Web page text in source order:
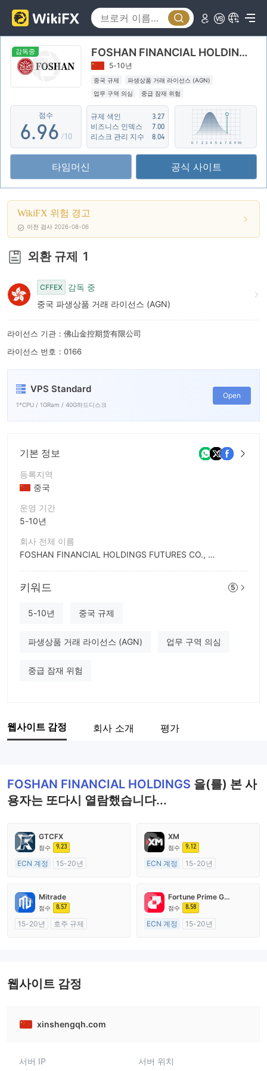
감독중 FOSHAN FINANCIAL HOLDINGS
5-10년
중국 규제
파생상품 거래 라이선스 (AGN)
업무 구역 의심
중급 잠재 위험
점수
1
2
3
5
6
7
8
9
.
4
5
6
8
9
1
2
3
5
6
7
8
9
/10
규제 색인
3.27
비즈니스 인덱스
7.00
리스크 관리 지수
8.04
타임머신 공식 사이트
WikiFX 위험 경고
이전 검사 2026-08-06
외환 규제 1
CFFEX
감독 중
중국 파생상품 거래 라이선스 (AGN)
라이선스 기관：佛山金控期货有限公司
라이선스 번호：0166
VPS Standard
1*CPU / 1GRam / 40G하드디스크
Open
기본 정보
등록지역
중국
운영 기간
5-10년
회사 전체 이름
FOSHAN FINANCIAL HOLDINGS FUTURES CO., LTD
회사 약칭
FOSHAN FINANCIAL HOLDINGS
기업 직원
키워드 5
5-10년 중국 규제
파생상품 거래 라이선스 (AGN) 업무 구역 의심
중급 잠재 위험
웹사이트 감정 회사 소개 평가
FOSHAN FINANCIAL HOLDINGS 을(를) 본 사
용자는 또다시 열람했습니다...
GTCFX
점수 9.23
ECN 계정
15-20년
외환 거래 라이선스 (MM)
마스터 레이블 MT4
XM
점수 9.12
ECN 계정
15-20년
외환 거래 라이선스 (MM)
마스터 레이블 MT4
Mitrade
점수 8.57
15-20년
호주 규제
Fortune Prime Global
점수 8.58
ECN 계정
15-20년
웹사이트 감정
xinshengqh.com
서버 IP 서버 위치